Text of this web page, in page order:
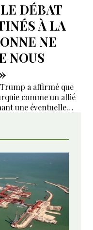
DÉBAT
À LA
NE
NOUS
a affirmé que
comme un allié
une éventuelle
extérieures.